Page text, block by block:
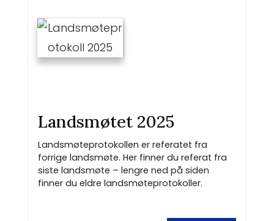
Landsmøtet 2025
Landsmøteprotokollen er referatet fra
forrige landsmøte. Her finner du referat fra
siste landsmøte – lengre ned på siden
finner du eldre landsmøteprotokoller.